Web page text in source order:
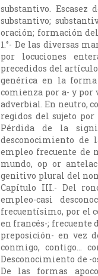
substantivo.
substantivo;
oración; formación
1.°- De las diversas
por locuciones
precedidos del
genérica en la
comienza por a- y por
adverbial. En neutro,
regidos del sujeto por
Pérdida de la
desconocimiento
empleo frecuente de
mundo, op or
genitivo plural del
Capítulo III.- Del
empleo-casi
frecuentísimo, por el
en francés-; frecuente
preposición- en vez
conmigo, contigo...
Desconocimiento de -
De las formas